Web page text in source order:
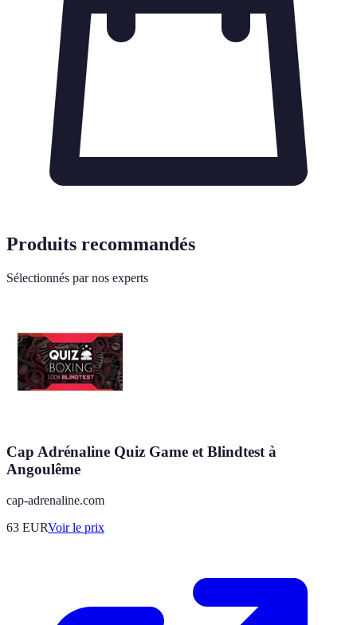
Produits recommandés
Sélectionnés par nos experts
Cap Adrénaline Quiz Game et Blindtest à
Angoulême
cap-adrenaline.com
63 EURVoir le prix